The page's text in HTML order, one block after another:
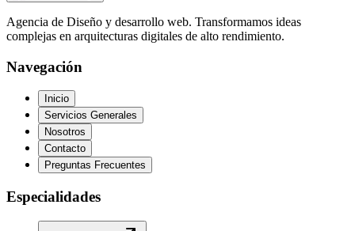
Agencia de Diseño y desarrollo web. Transformamos ideas
complejas en arquitecturas digitales de alto rendimiento.
Navegación
Inicio
Servicios Generales
Nosotros
Contacto
Preguntas Frecuentes
Especialidades